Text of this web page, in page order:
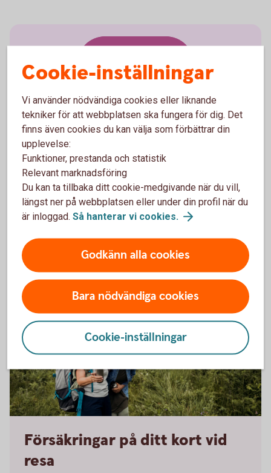
Anmäl skada
Har olyckan varit framme?
Här kan du göra din anmälan och ansöka om
ersättning.
Skadeanmälan – anmälskada
Försäkringar på ditt kort vid
resa
Cookie-inställningar
Vi använder nödvändiga cookies eller liknande
tekniker för att webbplatsen ska fungera för dig. Det
finns även cookies du kan välja som förbättrar din
upplevelse:
Funktioner, prestanda och statistik
Relevant marknadsföring
Du kan ta tillbaka ditt cookie-medgivande när du vill,
längst ner på webbplatsen eller under din profil när du
är inloggad. Så hanterar vi cookies.
Godkänn alla cookies
Bara nödvändiga cookies
Cookie-inställningar